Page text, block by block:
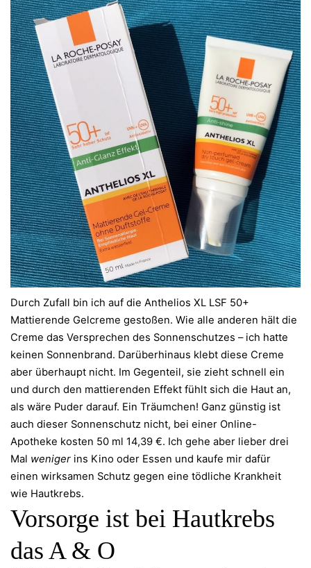
Durch Zufall bin ich auf die Anthelios XL LSF 50+
Mattierende Gelcreme gestoßen. Wie alle anderen hält die
Creme das Versprechen des Sonnenschutzes – ich hatte
keinen Sonnenbrand. Darüberhinaus klebt diese Creme
aber überhaupt nicht. Im Gegenteil, sie zieht schnell ein
und durch den mattierenden Effekt fühlt sich die Haut an,
als wäre Puder darauf. Ein Träumchen! Ganz günstig ist
auch dieser Sonnenschutz nicht, bei einer Online-
Apotheke kosten 50 ml 14,39 €. Ich gehe aber lieber drei
Mal weniger ins Kino oder Essen und kaufe mir dafür
einen wirksamen Schutz gegen eine tödliche Krankheit
wie Hautkrebs.
Vorsorge ist bei Hautkrebs
das A & O